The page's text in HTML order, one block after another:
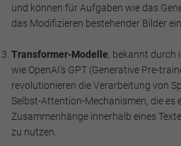
und können für Aufgaben wie das
das Modifizieren bestehender Bilder
Transformer-Modelle , bekannt
wie OpenAI's GPT (Generative Pre-
revolutionieren die Verarbeitung von
Selbst-Attention-Mechanismen, die es
Zusammenhänge innerhalb eines
zu nutzen.